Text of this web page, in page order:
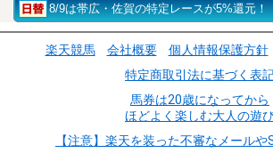
8/9は帯広・佐賀の特定レースが5%還元！
楽天競馬 会社概要 個人情報保護方針
特定商取引法に基づく表
馬券は20歳になってから
ほどよく楽しむ大人の遊
【注意】楽天を装った不審なメールや